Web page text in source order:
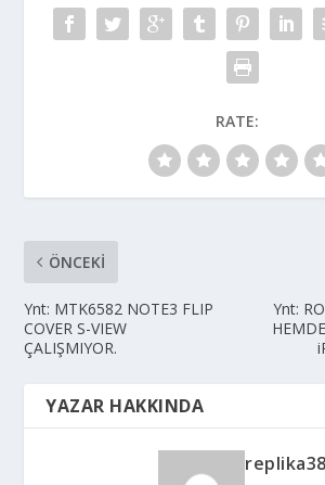
RATE:
ÖNCEKI
Ynt: MTK6582 NOTE3 FLIP
COVER S-VIEW
ÇALIŞMIYOR.
Ynt:
YAZAR HAKKINDA
replika38